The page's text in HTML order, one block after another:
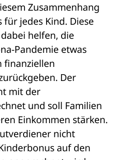
Zusammenhang
jedes Kind. Diese
helfen, die
Pandemie etwas
finanziellen
Der
mit der
und soll Familien
Einkommen stärken.
nicht
auf den